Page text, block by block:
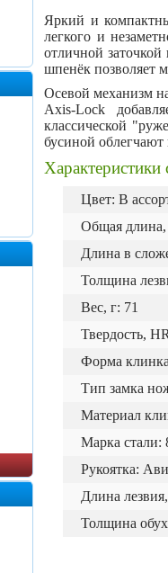
Яркий и
легкого и
отличной
шпенёк позволяет
Осевой механизм
Axis-Lock
классической
бусиной
Цвет: В
Общая длина,
Длина в
Толщина
Вес, г: 71
Твердость,
Форма
Тип замка
Материал
Марка стали:
Рукоятка:
Длина
Толщина